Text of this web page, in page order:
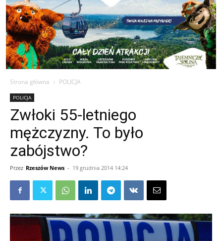
Strona główna POLICJA
POLICJA
Zwłoki 55-letniego
mężczyzny. To było
zabójstwo?
Przez Rzeszów News - 19 grudnia 2014 14:24